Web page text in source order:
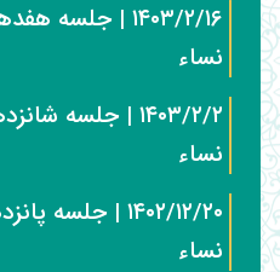
۱۴۰۳/۲/۱۶ |
نساء
۱۴۰۳/۲/۲ | جلسه
نساء
۱۴۰۲/۱۲/۲۰ |
نساء